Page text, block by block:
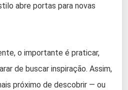
abre portas para novas
o importante é praticar,
de buscar inspiração. Assim,
próximo de descobrir — ou